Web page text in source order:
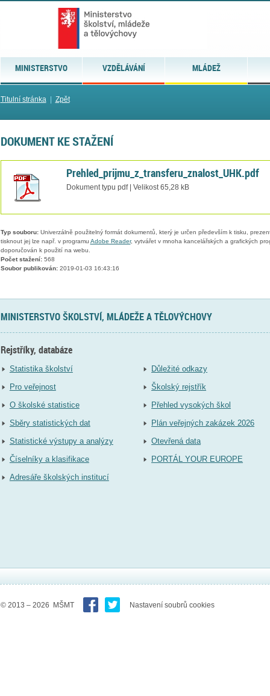
MINISTERSTVO VZDĚLÁVÁNÍ MLÁDEŽ
Titulní stránka| Zpět
DOKUMENT KE STAŽENÍ
Prehled_prijmu_z_transferu_znalost_UHK.pdf
Dokument typu pdf | Velikost 65,28 kB
Typ souboru:Univerzálně použitelný formát dokumentů, který je určen především k tisku,
tisknout jej lze např. v programu Adobe Reader, vytvářet v mnoha kancelářských a grafických
doporučován k použití na webu.
Počet stažení:568
Soubor publikován:2019-01-03 16:43:16
MINISTERSTVO ŠKOLSTVÍ, MLÁDEŽE A TĚLOVÝCHOVY
Rejstříky, databáze
Statistika školství
Pro veřejnost
O školské statistice
Sběry statistických dat
Statistické výstupy a analýzy
Číselníky a klasifikace
Adresáře školských institucí
Důležité odkazy
Školský rejstřík
Přehled vysokých škol
Plán veřejných zakázek 2026
Otevřená data
PORTÁL YOUR EUROPE
© 2013 – 2026 MŠMT Nastavení soubrů cookies